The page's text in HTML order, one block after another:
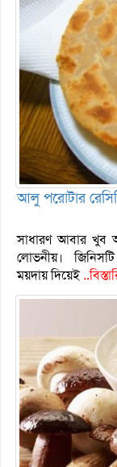
আলু পরোটার
সাধারণ আবার খুব
লোভনীয়।
ময়দায় দিয়েই